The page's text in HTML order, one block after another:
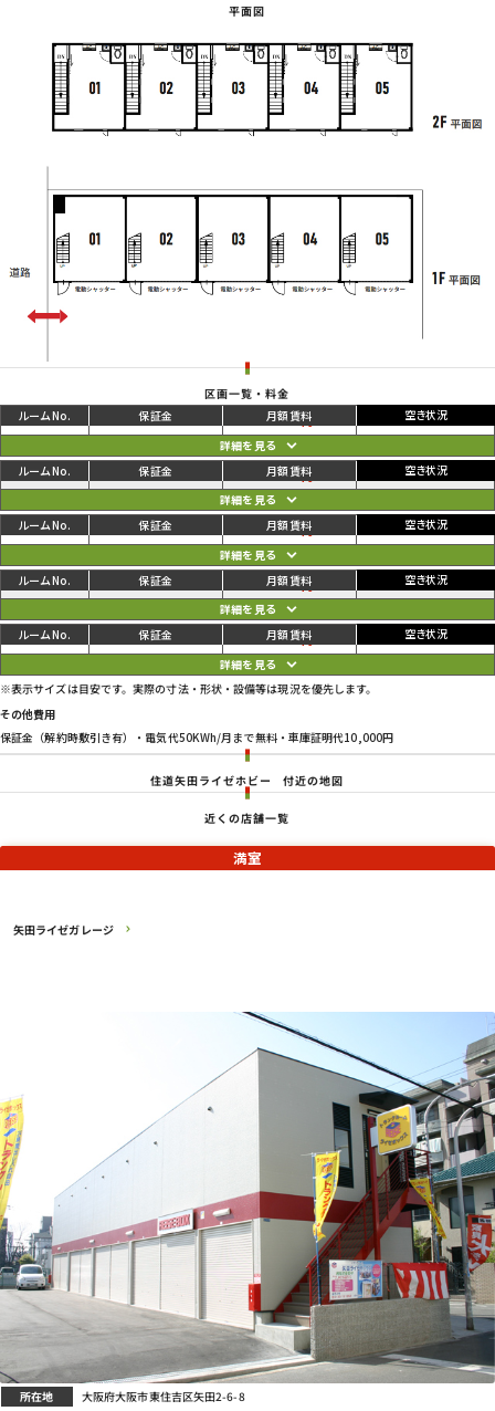
平面図
区画一覧・料金
01 88,000円 93,500円 ご利用中
02 83,600円 89,100円 ご利用中
03 83,600円 89,100円 ご利用中
04 83,600円 89,100円 ご利用中
05 90,200円 95,700円 ご利用中
※表示サイズは目安です。実際の寸法・形状・設備等は現況を優先します。
その他費用
保証金（解約時敷引き有）・電気代50KWh/月まで無料・車庫証明代10,000円
住道矢田ライゼホビー 付近の地図
近くの店舗一覧
矢田ライゼガレージ
満室
所在地 大阪府大阪市東住吉区矢田2-6-8